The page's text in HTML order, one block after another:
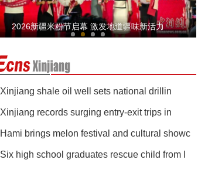
新疆乌恰：听听在深山从警29年民警的深情独白
2026新疆米粉节启幕 激发地道疆味新活力
Xinjiang shale oil well sets national drillin
Xinjiang records surging entry-exit trips in
Hami brings melon festival and cultural showc
Six high school graduates rescue child from l